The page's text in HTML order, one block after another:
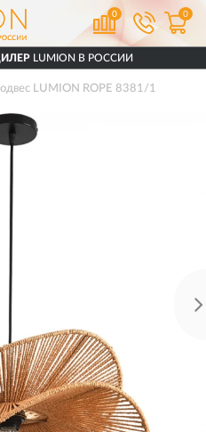
0 0
LUMION В РОССИИ
LUMION ROPE 8381/1